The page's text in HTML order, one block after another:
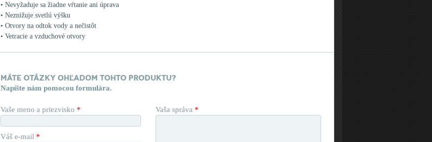
• Nevyžaduje sa žiadne vŕtanie ani úprava
• Neznižuje svetlú výšku
• Otvory na odtok vody a nečistôt
• Vetracie a vzduchové otvory
Máte otázky ohľadom tohto produktu?
Napíšte nám pomocou formulára.
Vaša správa *
Vaše meno a priezvisko *
Váš e-mail *